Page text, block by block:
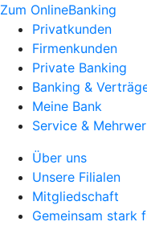
Zum OnlineBanking
Privatkunden
Firmenkunden
Private Banking
Banking &
Meine Bank
Service &
Über uns
Unsere Filialen
Mitgliedschaft
Gemeinsam stark